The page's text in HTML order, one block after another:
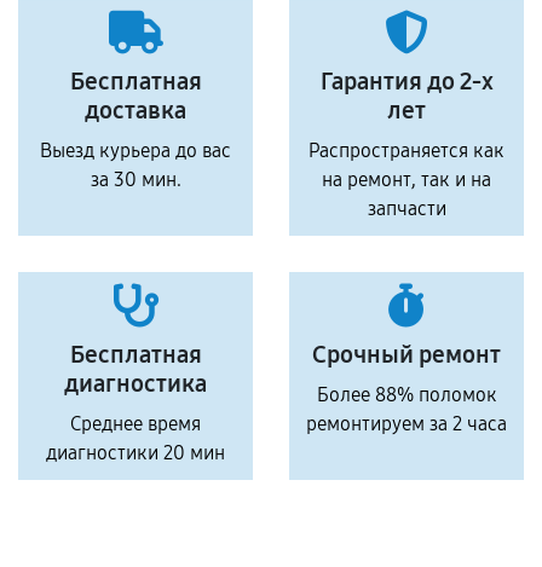
Бесплатная
доставка
Выезд курьера до вас
за 30 мин.
Гарантия до 2-х
лет
Распространяется как
на ремонт, так и на
запчасти
Бесплатная
диагностика
Среднее время
диагностики 20 мин
Срочный ремонт
Более 88% поломок
ремонтируем за 2 часа